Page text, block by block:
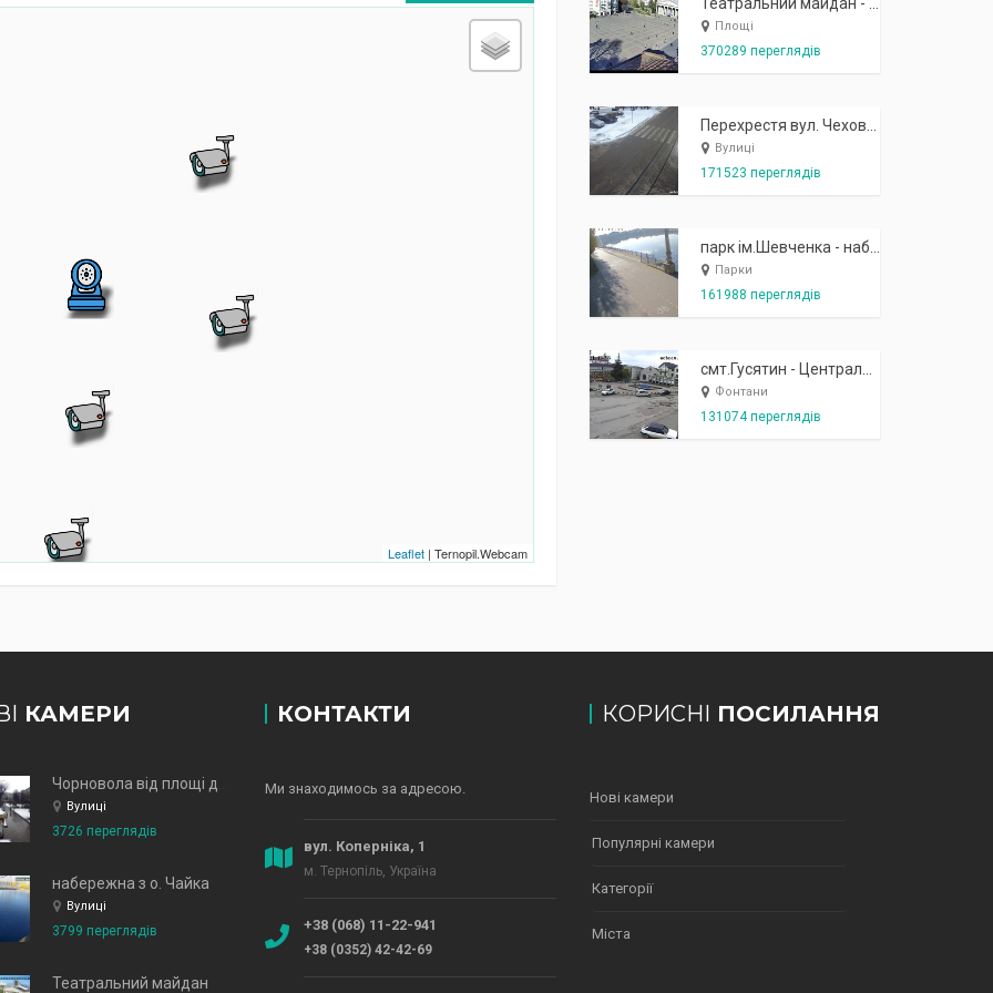
Leaflet| Ternopil.Webcam
Площі
370289 переглядів
Вулиці
171523 переглядів
Парки
161988 переглядів
Фонтани
131074 переглядів
КАМЕРИ
Вулиці
3726 переглядів
набережна з о. Чайка
Вулиці
3799 переглядів
Театральний майдан
КОНТАКТИ
Ми знаходимось за адресою.
вул. Коперніка, 1
м. Тернопіль, Україна
+38 (068) 11-22-941
+38 (0352) 42-42-69
КОРИСНІ ПОСИЛАННЯ
Нові камери
Популярні камери
Категорії
Міста